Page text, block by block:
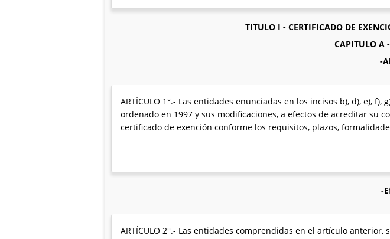
TITULO I - CERTIFICADO DE
CAPITULO A
-
ARTÍCULO 1°.- Las entidades enunciadas en los incisos b), d), e),
ordenado en 1997 y sus modificaciones, a efectos de acreditar
certificado de exención conforme los requisitos, plazos,
-
ARTÍCULO 2°.- Las entidades comprendidas en el artículo